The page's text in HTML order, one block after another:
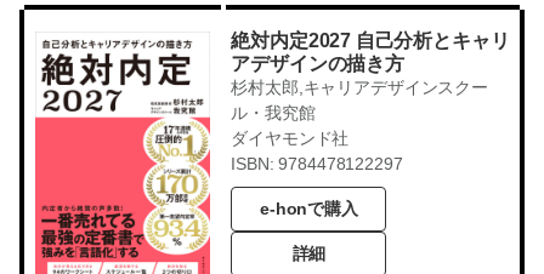
絶対内定2027 自己分析とキャリ
アデザインの描き方
杉村太郎,キャリアデザインスクー
ル・我究館
ダイヤモンド社
ISBN: 9784478122297
e-honで購入
詳細